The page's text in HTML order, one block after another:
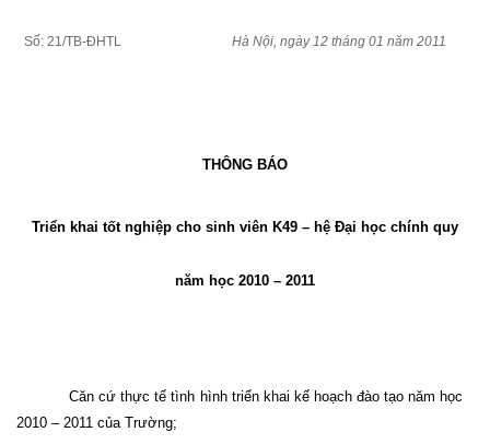
Số: 21/TB-ĐHTL Hà Nội, ngày 12 tháng 01 năm 2011
THÔNG BÁO
Triển khai tốt nghiệp cho sinh viên K49 – hệ Đại học chính quy
năm học 2010 – 2011
Căn cứ thực tế tình hình triển khai kế hoạch đào tạo năm học
2010 – 2011 của Trường;